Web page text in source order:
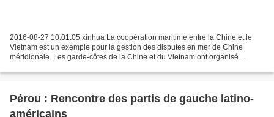
2016-08-27 10:01:05 xinhua La coopération maritime entre la Chine et le
Vietnam est un exemple pour la gestion des disputes en mer de Chine
méridionale. Les garde-côtes de la Chine et du Vietnam ont organisé
Pérou : Rencontre des partis de gauche latino-
américains